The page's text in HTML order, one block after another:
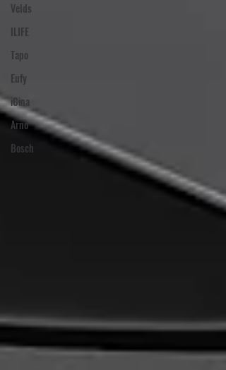
Velds
ILIFE
Tapo
Eufy
iCina
Arno
Bosch